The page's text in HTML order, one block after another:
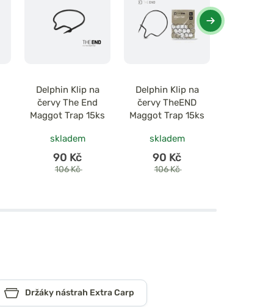
Delphin Klip na
červy The End
Maggot Trap 15ks
skladem
90 Kč
106 Kč
Delphin Klip na
červy TheEND
Maggot Trap 15ks
skladem
90 Kč
106 Kč
Držáky nástrah Extra Carp